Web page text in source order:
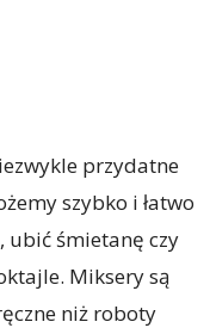
przydatne
szybko i łatwo
ubić śmietanę czy
Miksery są
niż roboty